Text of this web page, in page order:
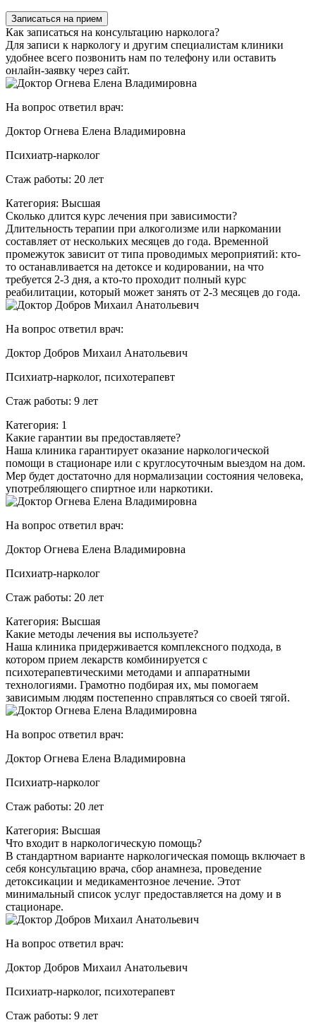
Записаться на прием
Как записаться на консультацию нарколога?
Для записи к наркологу и другим специалистам клиники
удобнее всего позвонить нам по телефону или оставить
онлайн-заявку через сайт.
На вопрос ответил врач:
Доктор Огнева Елена Владимировна
Психиатр-нарколог
Стаж работы: 20 лет
Категория: Высшая
Сколько длится курс лечения при зависимости?
Длительность терапии при алкоголизме или наркомании
составляет от нескольких месяцев до года. Временной
промежуток зависит от типа проводимых мероприятий: кто-
то останавливается на детоксе и кодировании, на что
требуется 2-3 дня, а кто-то проходит полный курс
реабилитации, который может занять от 2-3 месяцев до года.
На вопрос ответил врач:
Доктор Добров Михаил Анатольевич
Психиатр-нарколог, психотерапевт
Стаж работы: 9 лет
Категория: 1
Какие гарантии вы предоставляете?
Наша клиника гарантирует оказание наркологической
помощи в стационаре или с круглосуточным выездом на дом.
Мер будет достаточно для нормализации состояния человека,
употребляющего спиртное или наркотики.
На вопрос ответил врач:
Доктор Огнева Елена Владимировна
Психиатр-нарколог
Стаж работы: 20 лет
Категория: Высшая
Какие методы лечения вы используете?
Наша клиника придерживается комплексного подхода, в
котором прием лекарств комбинируется с
психотерапевтическими методами и аппаратными
технологиями. Грамотно подбирая их, мы помогаем
зависимым людям постепенно справляться со своей тягой.
На вопрос ответил врач:
Доктор Огнева Елена Владимировна
Психиатр-нарколог
Стаж работы: 20 лет
Категория: Высшая
Что входит в наркологическую помощь?
В стандартном варианте наркологическая помощь включает в
себя консультацию врача, сбор анамнеза, проведение
детоксикации и медикаментозное лечение. Этот
минимальный список услуг предоставляется на дому и в
стационаре.
На вопрос ответил врач:
Доктор Добров Михаил Анатольевич
Психиатр-нарколог, психотерапевт
Стаж работы: 9 лет